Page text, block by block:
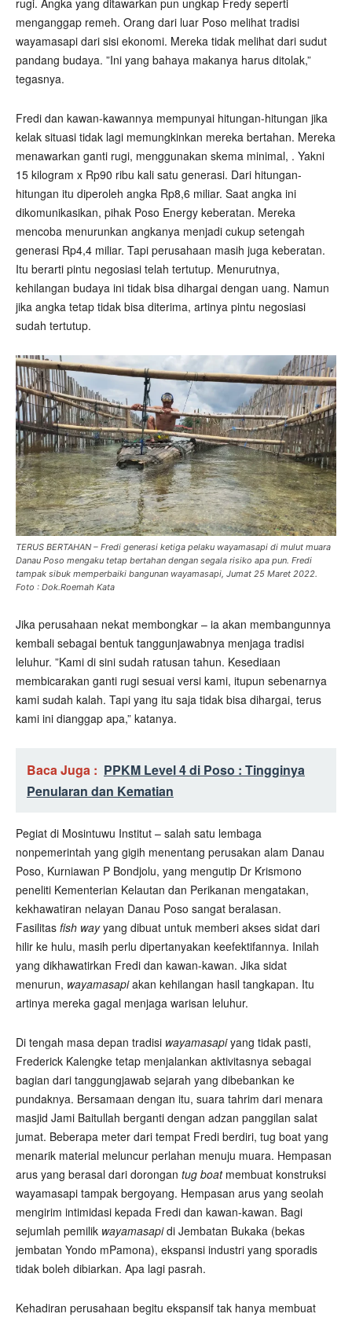
menganggap remeh. Orang dari luar Poso melihat tradisi
wayamasapi dari sisi ekonomi. Mereka tidak melihat dari sudut
pandang budaya. ”Ini yang bahaya makanya harus ditolak,”
tegasnya.
Fredi dan kawan-kawannya mempunyai hitungan-hitungan jika
kelak situasi tidak lagi memungkinkan mereka bertahan. Mereka
menawarkan ganti rugi, menggunakan skema minimal, . Yakni
15 kilogram x Rp90 ribu kali satu generasi. Dari hitungan-
hitungan itu diperoleh angka Rp8,6 miliar. Saat angka ini
dikomunikasikan, pihak Poso Energy keberatan. Mereka
mencoba menurunkan angkanya menjadi cukup setengah
generasi Rp4,4 miliar. Tapi perusahaan masih juga keberatan.
Itu berarti pintu negosiasi telah tertutup. Menurutnya,
kehilangan budaya ini tidak bisa dihargai dengan uang. Namun
jika angka tetap tidak bisa diterima, artinya pintu negosiasi
sudah tertutup.
TERUS BERTAHAN – Fredi generasi ketiga pelaku wayamasapi di mulut muara
Danau Poso mengaku tetap bertahan dengan segala risiko apa pun. Fredi
tampak sibuk memperbaiki bangunan wayamasapi, Jumat 25 Maret 2022.
Foto : Dok.Roemah Kata
Jika perusahaan nekat membongkar – ia akan membangunnya
kembali sebagai bentuk tanggunjawabnya menjaga tradisi
leluhur. ”Kami di sini sudah ratusan tahun. Kesediaan
membicarakan ganti rugi sesuai versi kami, itupun sebenarnya
kami sudah kalah. Tapi yang itu saja tidak bisa dihargai, terus
kami ini dianggap apa,” katanya.
Baca Juga : PPKM Level 4 di Poso : Tingginya
Penularan dan Kematian
Pegiat di Mosintuwu Institut – salah satu lembaga
nonpemerintah yang gigih menentang perusakan alam Danau
Poso, Kurniawan P Bondjolu, yang mengutip Dr Krismono
peneliti Kementerian Kelautan dan Perikanan mengatakan,
kekhawatiran nelayan Danau Poso sangat beralasan.
Fasilitas fish wayyang dibuat untuk memberi akses sidat dari
hilir ke hulu, masih perlu dipertanyakan keefektifannya. Inilah
yang dikhawatirkan Fredi dan kawan-kawan. Jika sidat
menurun, wayamasapiakan kehilangan hasil tangkapan. Itu
artinya mereka gagal menjaga warisan leluhur.
Di tengah masa depan tradisi wayamasapiyang tidak pasti,
Frederick Kalengke tetap menjalankan aktivitasnya sebagai
bagian dari tanggungjawab sejarah yang dibebankan ke
pundaknya. Bersamaan dengan itu, suara tahrim dari menara
masjid Jami Baitullah berganti dengan adzan panggilan salat
jumat. Beberapa meter dari tempat Fredi berdiri, tug boat yang
menarik material meluncur perlahan menuju muara. Hempasan
arus yang berasal dari dorongan tug boatmembuat konstruksi
wayamasapi tampak bergoyang. Hempasan arus yang seolah
mengirim intimidasi kepada Fredi dan kawan-kawan. Bagi
sejumlah pemilik wayamasapidi Jembatan Bukaka (bekas
jembatan Yondo mPamona), ekspansi industri yang sporadis
tidak boleh dibiarkan. Apa lagi pasrah.
Kehadiran perusahaan begitu ekspansif tak hanya membuat